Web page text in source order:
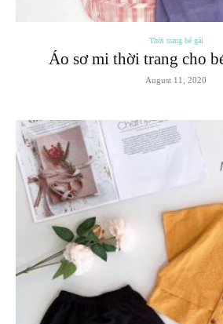
Thời trang bé gái
Áo sơ mi thời trang cho
August 11, 2020